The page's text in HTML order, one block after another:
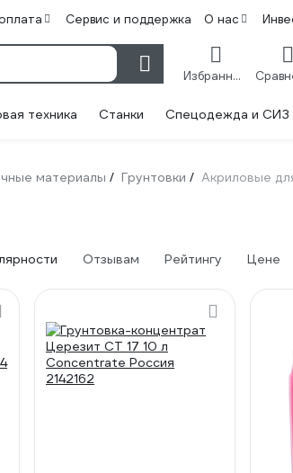
Сервис и поддержка О нас
Избранное
техника Станки Спецодежда и СИЗ
материалы / Грунтовки / Акриловые
Отзывам Рейтингу Цене